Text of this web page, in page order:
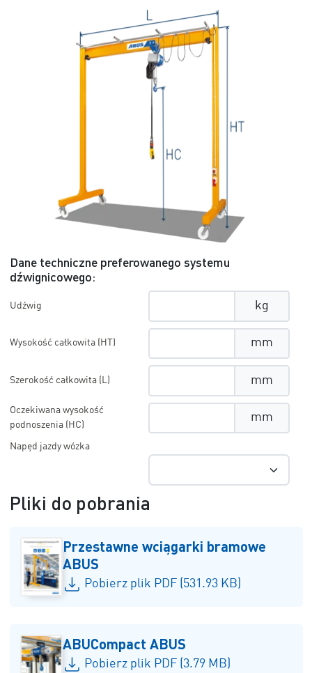
Dane techniczne preferowanego systemu
dźwignicowego:
Udźwig kg
Wysokość całkowita (HT) mm
Szerokość całkowita (L) mm
Oczekiwana wysokość
podnoszenia (HC)
mm
Napęd jazdy wózka
Pliki do pobrania
Przestawne wciągarki bramowe
ABUS
Pobierz plik PDF (531.93 KB)
ABUCompact ABUS
Pobierz plik PDF (3.79 MB)